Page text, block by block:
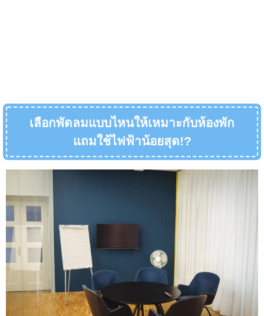
เลือกพัดลมแบบไหนให้เหมาะกับห้องพัก
แถมใช้ไฟฟ้าน้อยสุด!?